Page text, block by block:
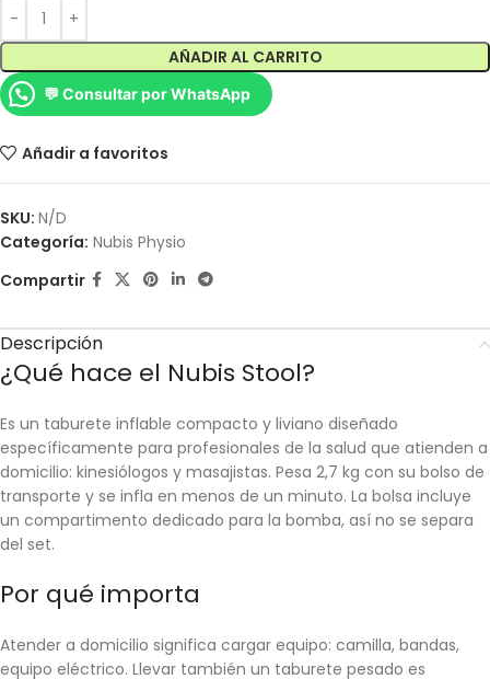
AÑADIR AL CARRITO
💬 Consultar por WhatsApp
Añadir a favoritos
SKU: N/D
Categoría: Nubis Physio
Compartir
Descripción
¿Qué hace el Nubis Stool?
Es un taburete inflable compacto y liviano diseñado
específicamente para profesionales de la salud que atienden a
domicilio: kinesiólogos y masajistas. Pesa 2,7 kg con su bolso de
transporte y se infla en menos de un minuto. La bolsa incluye
un compartimento dedicado para la bomba, así no se separa
del set.
Por qué importa
Atender a domicilio significa cargar equipo: camilla, bandas,
equipo eléctrico. Llevar también un taburete pesado es